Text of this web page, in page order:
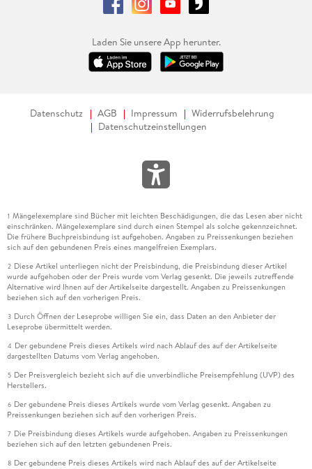
Laden Sie unsere App herunter.
Datenschutz AGB Impressum
Widerrufsbelehrung
Datenschutzeinstellungen
1 Mängelexemplare sind Bücher mit leichten Beschädigungen, die das Lesen aber nicht
einschränken. Mängelexemplare sind durch einen Stempel als solche gekennzeichnet.
Die frühere Buchpreisbindung ist aufgehoben. Angaben zu Preissenkungen beziehen
sich auf den gebundenen Preis eines mangelfreien Exemplars.
2 Diese Artikel unterliegen nicht der Preisbindung, die Preisbindung dieser Artikel
wurde aufgehoben oder der Preis wurde vom Verlag gesenkt. Die jeweils zutreffende
Alternative wird Ihnen auf der Artikelseite dargestellt. Angaben zu Preissenkungen
beziehen sich auf den vorherigen Preis.
3 Durch Öffnen der Leseprobe willigen Sie ein, dass Daten an den Anbieter der
Leseprobe übermittelt werden.
4 Der gebundene Preis dieses Artikels wird nach Ablauf des auf der Artikelseite
dargestellten Datums vom Verlag angehoben.
5 Der Preisvergleich bezieht sich auf die unverbindliche Preisempfehlung (UVP) des
Herstellers.
6 Der gebundene Preis dieses Artikels wurde vom Verlag gesenkt. Angaben zu
Preissenkungen beziehen sich auf den vorherigen Preis.
7 Die Preisbindung dieses Artikels wurde aufgehoben. Angaben zu Preissenkungen
beziehen sich auf den letzten gebundenen Preis.
8 Der gebundene Preis dieses Artikels wird nach Ablauf des auf der Artikelseite